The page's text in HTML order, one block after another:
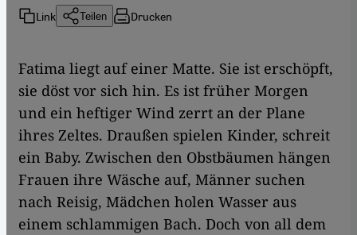
Link Teilen Drucken
Fatima liegt auf einer Matte. Sie ist erschöpft,
sie döst vor sich hin. Es ist früher Morgen
und ein heftiger Wind zerrt an der Plane
ihres Zeltes. Draußen spielen Kinder, schreit
ein Baby. Zwischen den Obstbäumen hängen
Frauen ihre Wäsche auf, Männer suchen
nach Reisig, Mädchen holen Wasser aus
einem schlammigen Bach. Doch von all dem